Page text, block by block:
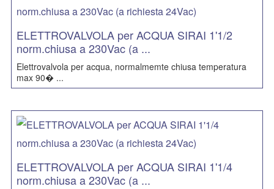
ELETTROVALVOLA per ACQUA SIRAI 1'1/2
norm.chiusa a 230Vac (a ...
Elettrovalvola per acqua, normalmemte chiusa temperatura
max 90� ...
ELETTROVALVOLA per ACQUA SIRAI 1'1/4
norm.chiusa a 230Vac (a ...